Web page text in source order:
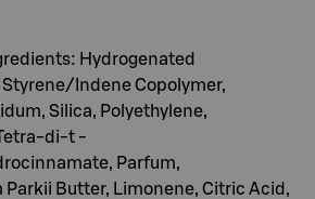
Hydrogenated
Indene Copolymer,
Silica, Polyethylene,
di-t -
Parfum,
Parkii Butter, Limonene, Citric Acid,